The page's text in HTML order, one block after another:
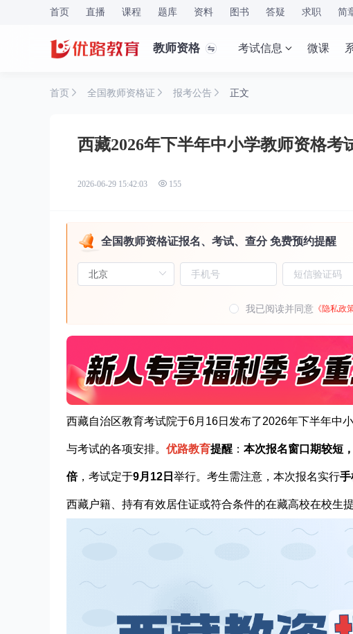
首页 直播 课程 题库 资料 图书 答疑 求职 简
教师资格 考试信息 微课
首页 全国教师资格证 报考公告 正文
西藏2026年下半年中小学教师资格考
2026-06-29 15:42:03 155
全国教师资格证报名、考试、查分 免费预约提醒
我已阅读并同意 《隐私政
西藏自治区教育考试院于6月16日发布了2026年下半年中
与考试的各项安排。 优路教育提醒 ： 本次报名窗口期较短
倍，考试定于9月12日 举行。考生需注意，本次报名实行手
西藏户籍、持有有效居住证或符合条件的在藏高校在校生